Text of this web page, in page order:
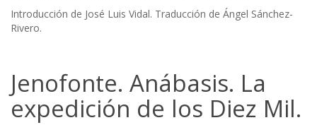
Introducción de José Luis Vidal. Traducción de Ángel Sánchez-
Rivero.
Jenofonte. Anábasis. La
expedición de los Diez Mil.